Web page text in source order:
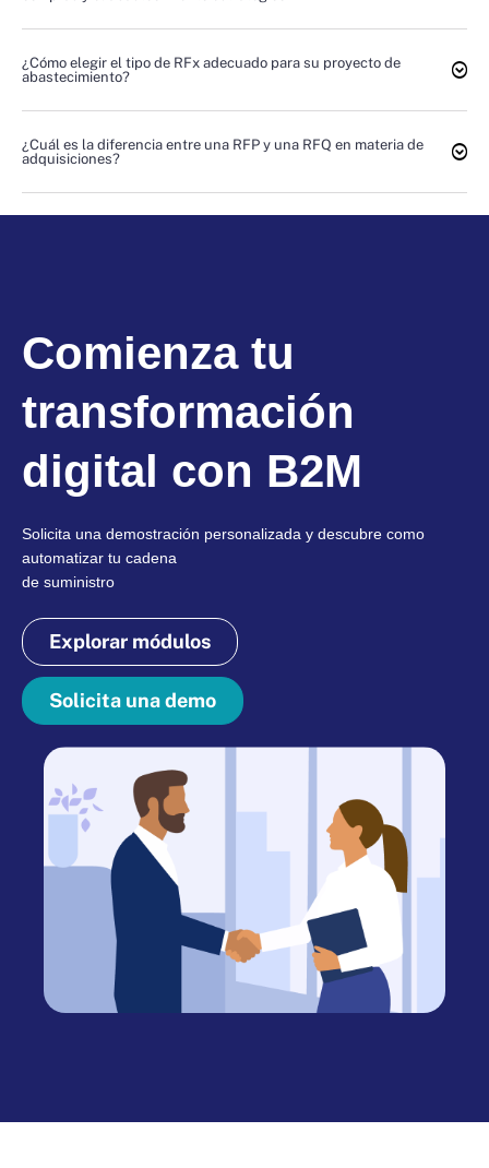
¿Cómo elegir el tipo de RFx adecuado para su proyecto de
abastecimiento?
¿Cuál es la diferencia entre una RFP y una RFQ en materia de
adquisiciones?
Comienza tu
transformación
digital con B2M
Solicita una demostración personalizada y descubre como
automatizar tu cadena
de suministro
Explorar módulos
Solicita una demo